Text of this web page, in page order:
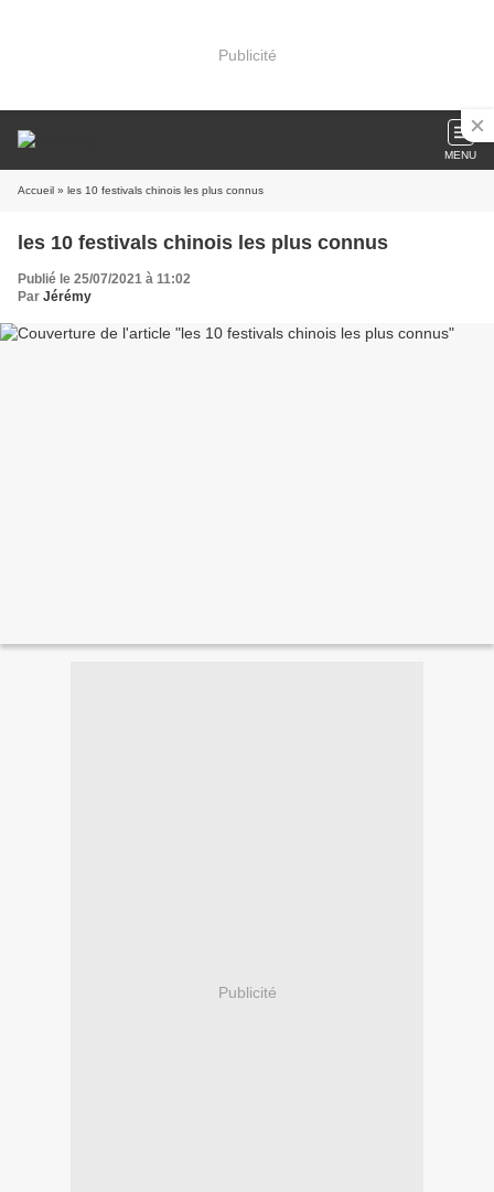
Publicité
MENU
Accueil » les 10 festivals chinois les plus connus
les 10 festivals chinois les plus connus
Publié le 25/07/2021 à 11:02
Par Jérémy
Publicité